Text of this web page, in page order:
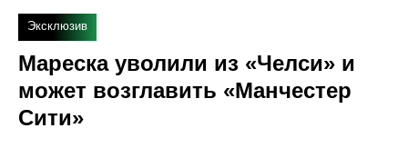
Эксклюзив
Мареска уволили из «Челси» и
может возглавить «Манчестер
Сити»